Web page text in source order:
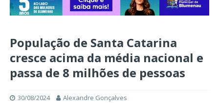
População de Santa Catarina
cresce acima da média nacional e
passa de 8 milhões de pessoas
30/08/2024 Alexandre Gonçalves